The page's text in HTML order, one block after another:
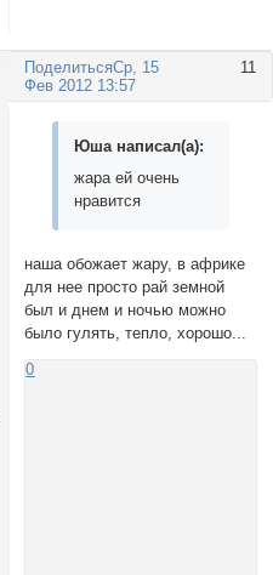
Поделиться 11
Ср, 15
Фев 2012 13:57
Юша написал(а):
жара ей очень
нравится
наша обожает жару, в африке
для нее просто рай земной
был и днем и ночью можно
было гулять, тепло, хорошо...
0